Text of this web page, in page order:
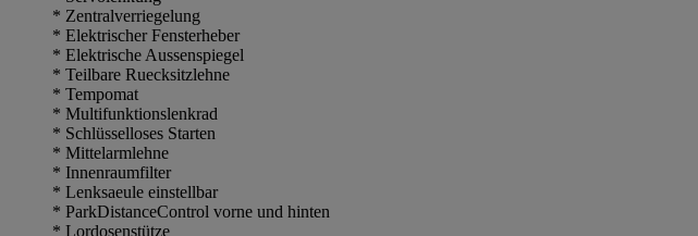
* Zentralverriegelung
* Elektrischer Fensterheber
* Elektrische Aussenspiegel
* Teilbare Ruecksitzlehne
* Tempomat
* Multifunktionslenkrad
* Schlüsselloses Starten
* Mittelarmlehne
* Innenraumfilter
* Lenksaeule einstellbar
* ParkDistanceControl vorne und hinten
* Lordosenstütze